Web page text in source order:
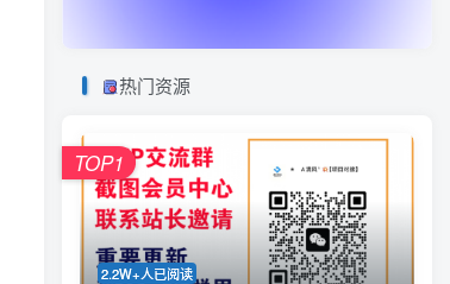
热门资源
2.2W+人已阅读
TOP1